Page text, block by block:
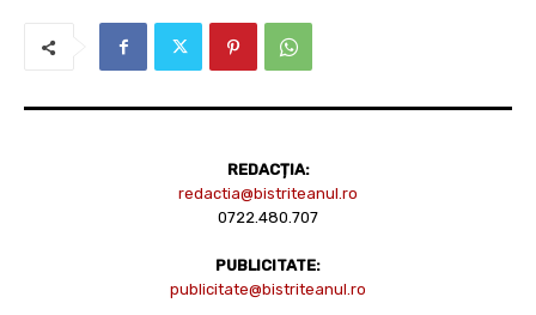
REDACȚIA:
redactia@bistriteanul.ro
0722.480.707
PUBLICITATE:
publicitate@bistriteanul.ro